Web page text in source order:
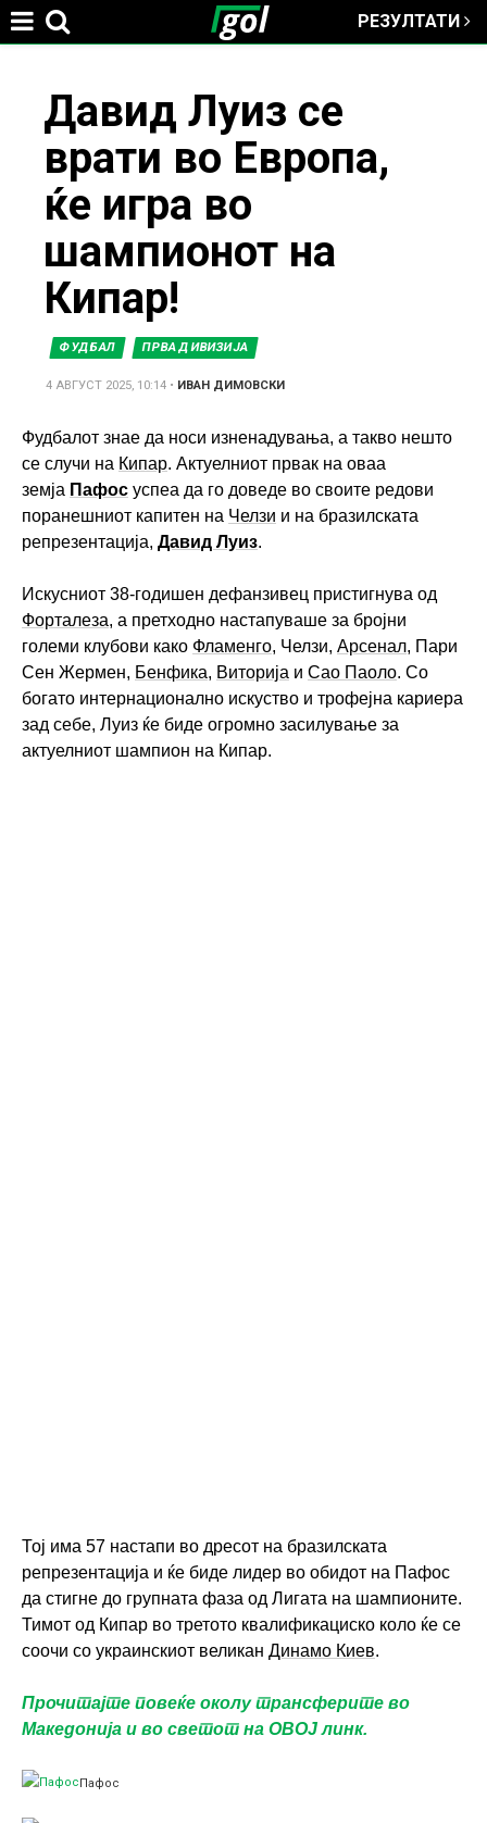
РЕЗУЛТАТИ
here
Давид Луиз се
врати во Европа,
ќе игра во
шампионот на
Кипар!
ФУДБАЛ ПРВА ДИВИЗИЈА
4 АВГУСТ 2025, 10:14 • ИВАН ДИМОВСКИ
Фудбалот знае да носи изненадувања, а такво нешто
се случи на Кипар. Актуелниот првак на оваа
земја Пафос успеа да го доведе во своите редови
поранешниот капитен на Челзи и на бразилската
репрезентација, Давид Луиз.
Искусниот 38-годишен дефанзивец пристигнува од
Форталеза, а претходно настапуваше за бројни
големи клубови како Фламенго, Челзи, Арсенал, Пари
Сен Жермен, Бенфика, Виторија и Сао Паоло. Со
богато интернационално искуство и трофејна кариера
зад себе, Луиз ќе биде огромно засилување за
актуелниот шампион на Кипар.
Тој има 57 настапи во дресот на бразилската
репрезентација и ќе биде лидер во обидот на Пафос
да стигне до групната фаза од Лигата на шампионите.
Тимот од Кипар во третото квалификациско коло ќе се
соочи со украинскиот великан Динамо Киев.
Прочитајте повеќе околу трансферите во
Македонија и во светот на ОВОЈ линк.
Пафос